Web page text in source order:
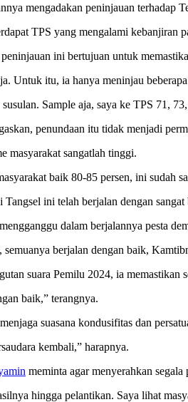
mengadakan peninjauan terhadap
TPS yang mengalami kebanjiran
ini bertujuan untuk
Untuk itu, ia hanya meninjau
Sample aja, saya ke TPS 71,
penundaan itu tidak menjadi
masyarakat sangatlah tinggi.
baik 80-85 persen, ini sudah
ini telah berjalan dengan sangat
dalam berjalannya pesta
berjalan dengan baik,
suara Pemilu 2024, ia memastikan
baik,” terangnya.
suasana kondusifitas dan
kembali,” harapnya.
meminta agar menyerahkan
hingga pelantikan. Saya lihat